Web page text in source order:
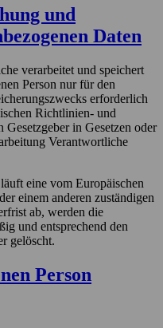
und
Daten
verarbeitet und speichert
Person nur für den
erforderlich
Richtlinien- und
Gesetzgeber in Gesetzen oder
Verantwortliche
eine vom Europäischen
einem anderen zuständigen
ab, werden die
und entsprechend den
gelöscht.
Person
Nutzer, die Webseite